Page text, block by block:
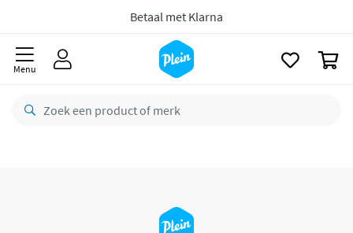
Betaal met Klarna
Menu